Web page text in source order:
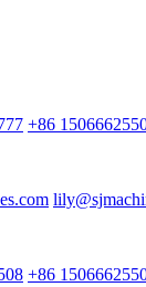
+86
+86